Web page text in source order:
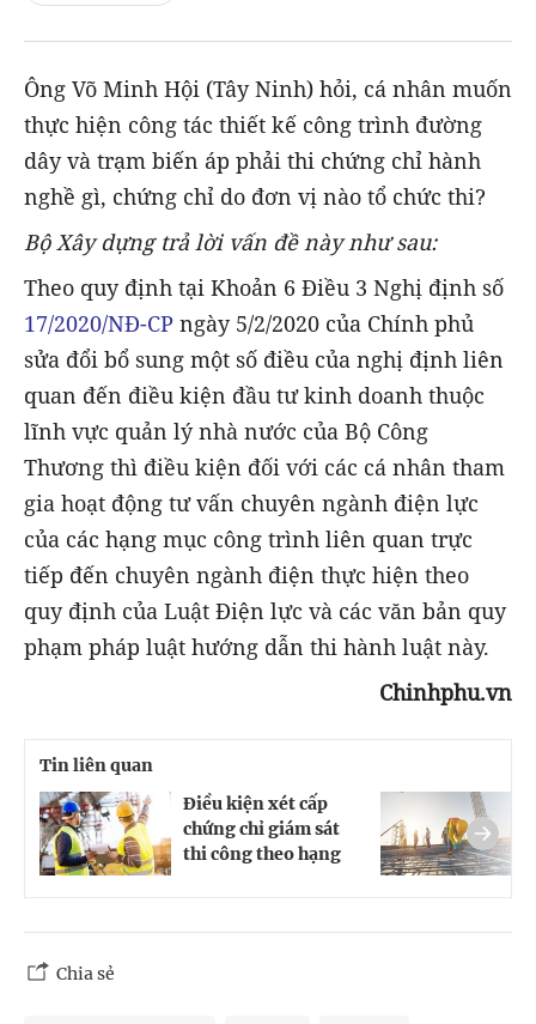
Ông Võ Minh Hội (Tây Ninh) hỏi, cá nhân muốn
thực hiện công tác thiết kế công trình đường
dây và trạm biến áp phải thi chứng chỉ hành
nghề gì, chứng chỉ do đơn vị nào tổ chức thi?
Bộ Xây dựng trả lời vấn đề này như sau:
Theo quy định tại Khoản 6 Điều 3 Nghị định số
17/2020/NĐ-CP ngày 5/2/2020 của Chính phủ
sửa đổi bổ sung một số điều của nghị định liên
quan đến điều kiện đầu tư kinh doanh thuộc
lĩnh vực quản lý nhà nước của Bộ Công
Thương thì điều kiện đối với các cá nhân tham
gia hoạt động tư vấn chuyên ngành điện lực
của các hạng mục công trình liên quan trực
tiếp đến chuyên ngành điện thực hiện theo
quy định của Luật Điện lực và các văn bản quy
phạm pháp luật hướng dẫn thi hành luật này.
Chinhphu.vn
Tin liên quan
Điều kiện xét cấp
chứng chỉ giám sát
thi công theo hạng
Chia sẻ